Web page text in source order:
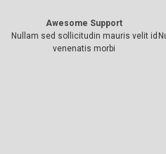
Awesome Support
Nullam sed sollicitudin mauris velit id
venenatis morbi